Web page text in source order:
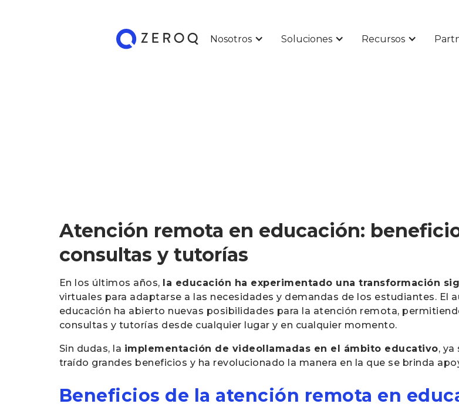
Nosotros Soluciones Recursos
Atención remota en educación:
consultas y tutorías
En los últimos años, la educación ha experimentado una transformación
virtuales para adaptarse a las necesidades y demandas de los estudiantes. El
educación ha abierto nuevas posibilidades para la atención remota,
consultas y tutorías desde cualquier lugar y en cualquier momento.
Sin dudas, la implementación de videollamadas en el ámbito educativo, ya
traído grandes beneficios y ha revolucionado la manera en la que se brinda
Beneficios de la atención remota en